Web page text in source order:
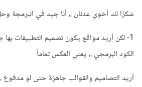
شكرًا لك أخوي عدنان ،، أنا جيد في البرمجة
1- لكن أريد مواقع يكون تصميم التطبيقات بها
الكود البرمجي ،، يعني العكس تماماً
أريد التصاميم والقوالب جاهزة حتى لو مدفوع